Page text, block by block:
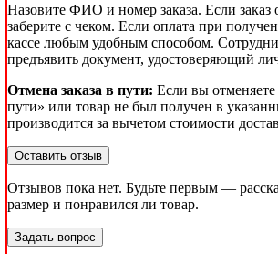
Назовите ФИО и номер заказа. Если
заберите с чеком. Если оплата при
кассе любым удобным способом.
предъявить документ, удостоверяющий
Отмена заказа в пути: Если вы отменяете
пути» или товар не был получен в
производится за вычетом стоимости
Оставить отзыв
Отзывов пока нет. Будьте первым —
размер и понравился ли товар.
Задать вопрос